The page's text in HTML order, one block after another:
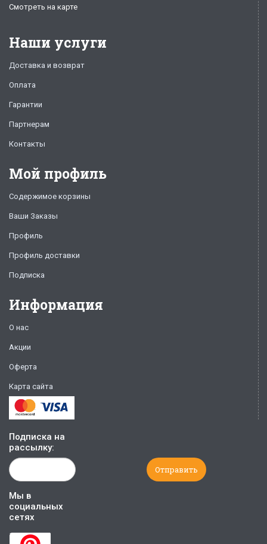
Смотреть на карте
Наши услуги
Доставка и возврат
Оплата
Гарантии
Партнерам
Контакты
Мой профиль
Содержимое корзины
Ваши Заказы
Профиль
Профиль доставки
Подписка
Информация
О нас
Акции
Оферта
Карта сайта
Подписка на
рассылку:
Мы в
социальных
сетях